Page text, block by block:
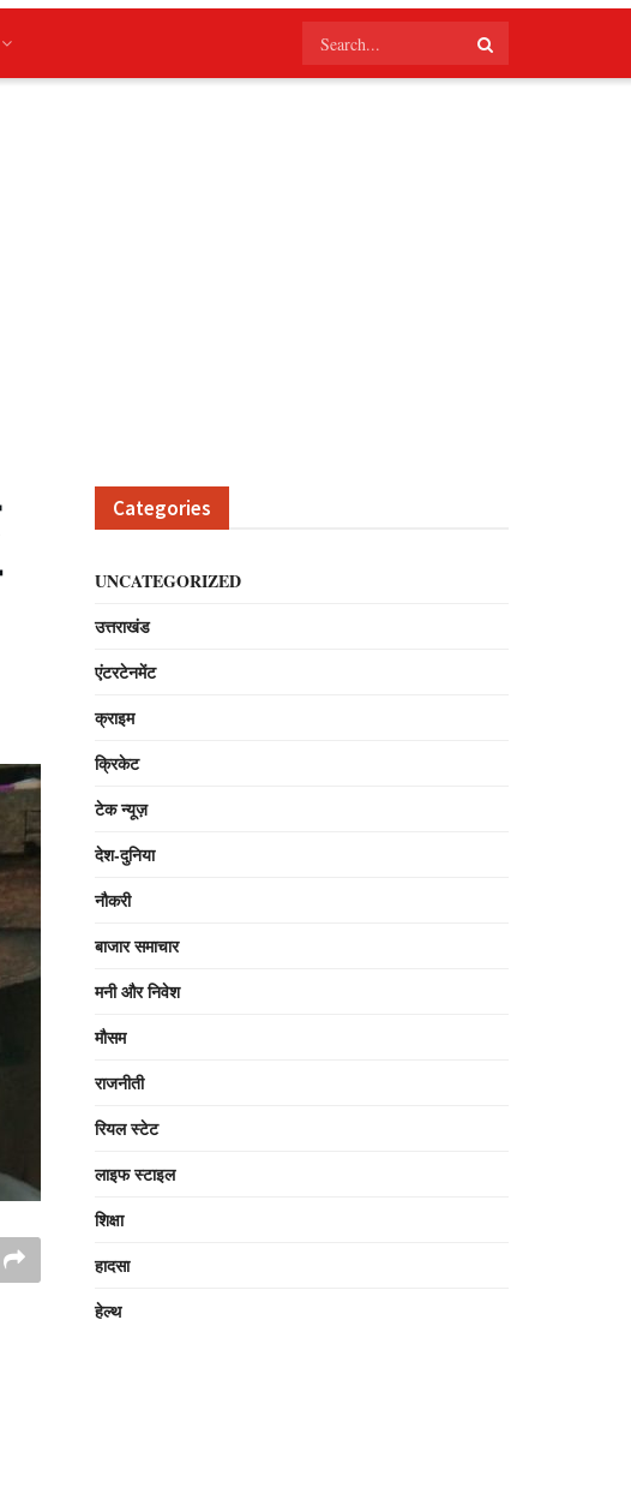
Categories
UNCATEGORIZED
उत्तराखंड
एंटरटेनमेंट
क्राइम
क्रिकेट
टेक न्यूज़
देश-दुनिया
नौकरी
बाजार समाचार
मनी और निवेश
मौसम
राजनीती
रियल स्टेट
लाइफ स्टाइल
शिक्षा
हादसा
हेल्थ